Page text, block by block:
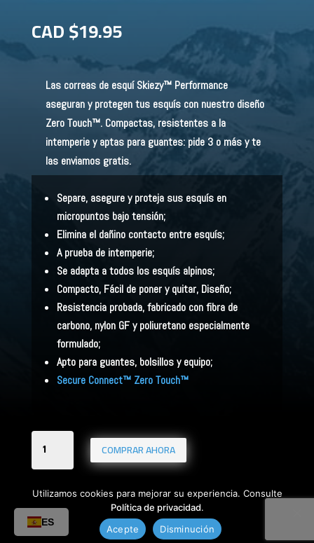
CAD $19.95
Las correas de esquí Skiezy™ Performance
aseguran y protegen tus esquís con nuestro diseño
Zero Touch™. Compactas, resistentes a la
intemperie y aptas para guantes: pide 3 o más y te
las enviamos gratis.
Separe, asegure y proteja sus esquís en
micropuntos bajo tensión;
Elimina el dañino contacto entre esquís;
A prueba de intemperie;
Se adapta a todos los esquís alpinos;
Compacto, Fácil de poner y quitar, Diseño;
Resistencia probada, fabricado con fibra de
carbono, nylon GF y poliuretano especialmente
formulado;
Apto para guantes, bolsillos y equipo;
Secure Connect™ Zero Touch™
de
esquí
Skiezy
COMPRAR AHORA
Utilizamos cookies para mejorar su experiencia. Consulte
Política de privacidad.
Acepte
Disminución
ES